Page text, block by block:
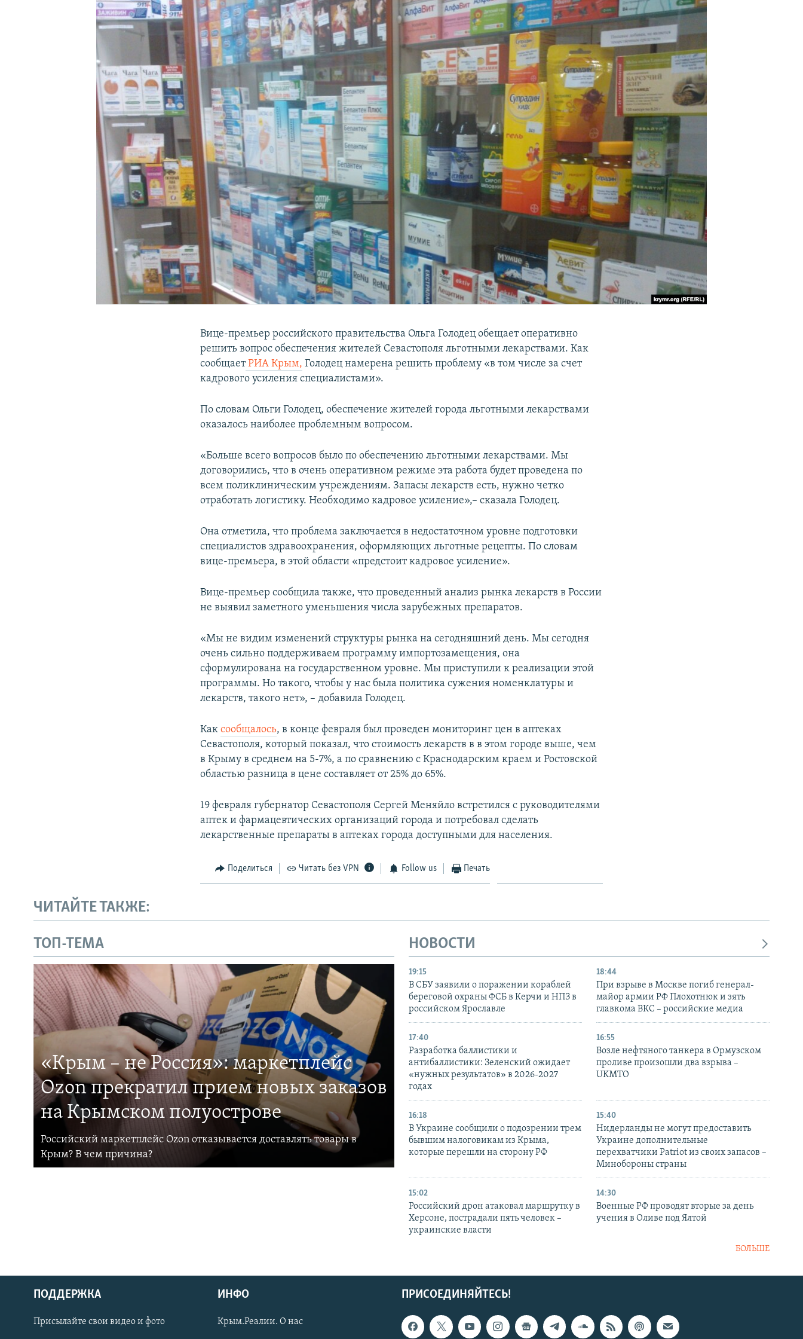
КРЫМ.НЕПОКОРЕННЫЙ
УКРАИНСКАЯ ПРОБЛЕМА КРЫМА
Українською
Вице-премьер российского правительства Ольга Голодец обещает оперативно
решить вопрос обеспечения жителей Севастополя льготными лекарствами. Как
сообщаетРИА Крым, Голодец намерена решить проблему «в том числе за счет
кадрового усиления специалистами».
По словам Ольги Голодец, обеспечение жителей города льготными лекарствами
оказалось наиболее проблемным вопросом.
«Больше всего вопросов было по обеспечению льготными лекарствами. Мы
договорились, что в очень оперативном режиме эта работа будет проведена по
всем поликлиническим учреждениям. Запасы лекарств есть, нужно четко
отработать логистику. Необходимо кадровое усиление»,– сказала Голодец.
Она отметила, что проблема заключается в недостаточном уровне подготовки
специалистов здравоохранения, оформляющих льготные рецепты. По словам
вице-премьера, в этой области «предстоит кадровое усиление».
Вице-премьер сообщила также, что проведенный анализ рынка лекарств в России
не выявил заметного уменьшения числа зарубежных препаратов.
«Мы не видим изменений структуры рынка на сегодняшний день. Мы сегодня
очень сильно поддерживаем программу импортозамещения, она
сформулирована на государственном уровне. Мы приступили к реализации этой
программы. Но такого, чтобы у нас была политика сужения номенклатуры и
лекарств, такого нет», – добавила Голодец.
Каксообщалось, в конце февраля был проведен мониторинг цен в аптеках
Севастополя, который показал, что стоимость лекарств в в этом городе выше, чем
в Крыму в среднем на 5-7%, а по сравнению с Краснодарским краем и Ростовской
областью разница в цене составляет от 25% до 65%.
19 февраля губернатор Севастополя Сергей Меняйло встретился с руководителями
аптек и фармацевтических организаций города и потребовал сделать
лекарственные препараты в аптеках города доступными для населения.
Поделиться Читать без VPN Follow us Печать
ЧИТАЙТЕ ТАКЖЕ:
ТОП-ТЕМА
«Крым – не Россия»: маркетплейс
Ozon прекратил прием новых заказов
на Крымском полуострове
Российский маркетплейс Ozon отказывается доставлять товары в
Крым? В чем причина?
НОВОСТИ
19:15
В СБУ заявили о поражении кораблей
береговой охраны ФСБ в Керчи и НПЗ в
российском Ярославле
18:44
При взрыве в Москве погиб генерал-
майор армии РФ Плохотнюк и зять
главкома ВКС – российские медиа
17:40
Разработка баллистики и
антибаллистики: Зеленский ожидает
«нужных результатов» в 2026-2027
годах
16:55
Возле нефтяного танкера в Ормузском
проливе произошли два взрыва –
UKMTO
16:18
В Украине сообщили о подозрении трем
бывшим налоговикам из Крыма,
которые перешли на сторону РФ
15:40
Нидерланды не могут предоставить
Украине дополнительные
перехватчики Patriot из своих запасов –
Минобороны страны
15:02
Российский дрон атаковал маршрутку в
Херсоне, пострадали пять человек –
украинские власти
14:30
Военные РФ проводят вторые за день
учения в Оливе под Ялтой
БОЛЬШЕ
ПРИСОЕДИНЯЙТЕСЬ!
ПОДДЕРЖКА
Присылайте свои видео и фото
ИНФО
Крым.Реалии. О нас